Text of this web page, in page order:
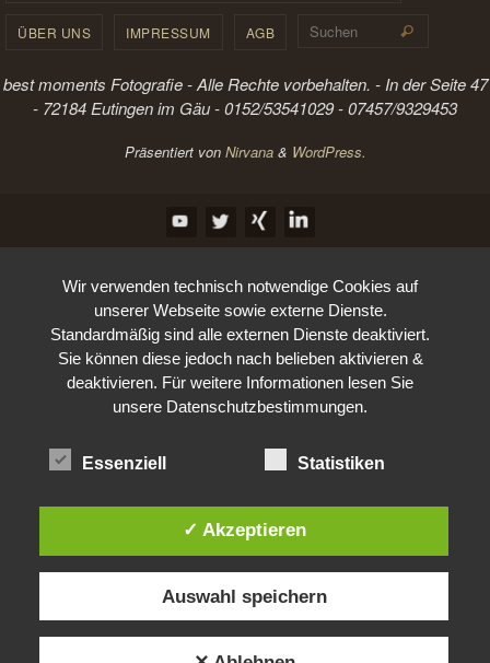
ÜBER UNS IMPRESSUM AGB Suchen
best moments Fotografie - Alle Rechte vorbehalten. - In der Seite 47
- 72184 Eutingen im Gäu - 0152/53541029 - 07457/9329453
Präsentiert von Nirvana& WordPress.
Wir verwenden technisch notwendige Cookies auf
unserer Webseite sowie externe Dienste.
Standardmäßig sind alle externen Dienste deaktiviert.
Sie können diese jedoch nach belieben aktivieren &
deaktivieren. Für weitere Informationen lesen Sie
unsere Datenschutzbestimmungen.
Essenziell Statistiken
✓ Akzeptieren
Auswahl speichern